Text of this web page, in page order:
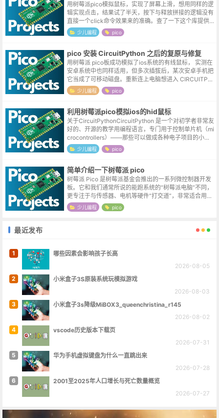
用树莓派pico模拟鼠标，实现了屏幕上滑，想用同样的逻
辑实现点击，结果试了半天，按下与释放拼接的逻辑没有
直接一个click命令效果来的准确。查了一下这个库提供
的核心命令，记录如下。adafruit_hid.mouse 库的核心命
令（方...
少儿编程 pico
pico 安装 CircuitPython 之后的复原与修复
用树莓派 pico板成功模拟了ios系统的有线鼠标， 实测在
安卓系统中也同样适用，但多次插拔后，某次安卓手机把
它当成了可移动磁盘。重新连上电脑想进入 CIRCUITPY
盘时，电脑只识别出来一个可移动磁盘，内部的程序都不
见了，尝试将其...
少儿编程 pico
利用树莓派pico模拟ios的hid鼠标
关于CircuitPythonCircuitPython 是一个对初学者非常友
好的、开源的教学用编程语言，专门用于控制单片机（mi
crocontrollers）——那些可以做成各种电子项目的小型
计算机。它最大的特点就是让代码与现实世界...
少儿编程 pico
简单介绍一下树莓派 pico
树莓派 Pico 是树莓派基金会推出的一系列微控制器开发
板。它和我们通常所说的能跑系统的“树莓派电脑”不同，
更专注于与传感器、电机等硬件“打交道”，非常适合用于
嵌入式开发、物联网、教育和创意项目。Pico 系列核心
成员对比树莓派 Pi...
少儿编程 pico
最近发布
1
哪些因素会影响孩子长高
2026-08-05
2
小米盒子3S原装系统玩模拟游戏
2026-08-03
3
小米盒子3s降级MiBOX3_queenchristina_r145
2026-08-02
4
vscode历史版本下载页
2026-07-31
5
华为手机虚拟键盘为什么一直跳出来
2026-07-28
6
2001至2025年人口增长与死亡数量概览
2026-07-27